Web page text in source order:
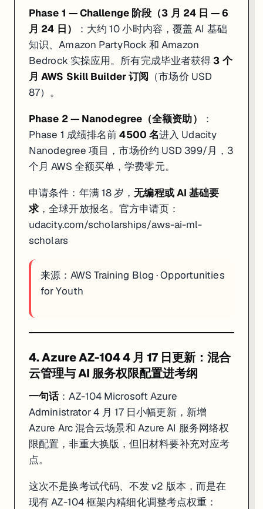
Phase 1 — Challenge 阶段（3 月 24 日 — 6
月 24 日）
：大约 10 小时内容，覆盖 AI 基础
知识、Amazon PartyRock 和 Amazon
Bedrock 实操应用。所有完成毕业者获得3 个
月 AWS Skill Builder 订阅 （市场价 USD
87）。
Phase 2 — Nanodegree（全额资助）
：
Phase 1 成绩排名前4500 名进入 Udacity
Nanodegree 项目，市场价约 USD 399/月，3
个月 AWS 全额买单，学费零元。
申请条件：年满 18 岁，无编程或 AI 基础要
求，全球开放报名。官方申请页：
udacity.com/scholarships/aws-ai-ml-
scholars
来源：AWS Training Blog ·Opportunities
for Youth
4. Azure AZ-104 4 月 17 日更新：混合
云管理与 AI 服务权限配置进考纲
一句话：AZ-104 Microsoft Azure
Administrator 4 月 17 日小幅更新，新增
Azure Arc 混合云场景和 Azure AI 服务网络权
限配置，非重大换版，但旧材料要补充对应考
点。
这次不是换考试代码、不发 v2 版本，而是在
现有 AZ-104 框架内精细化调整考点权重：